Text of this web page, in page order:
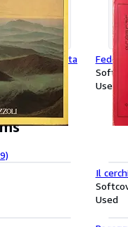
Inchiesta
Used
Il
Used